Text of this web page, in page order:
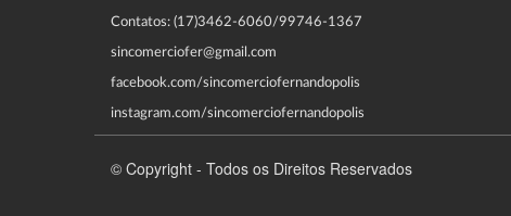
Contatos: (17)3462-6060/99746-1367
sincomerciofer@gmail.com
facebook.com/sincomerciofernandopolis
instagram.com/sincomerciofernandopolis
© Copyright - Todos os Direitos Reservados